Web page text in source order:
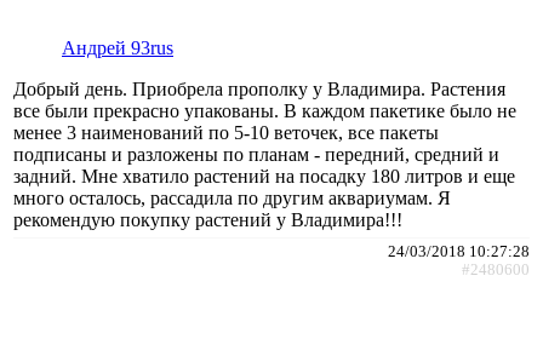
Андрей 93rus
Добрый день. Приобрела прополку у Владимира. Растения
все были прекрасно упакованы. В каждом пакетике было не
менее 3 наименований по 5-10 веточек, все пакеты
подписаны и разложены по планам - передний, средний и
задний. Мне хватило растений на посадку 180 литров и еще
много осталось, рассадила по другим аквариумам. Я
рекомендую покупку растений у Владимира!!!
24/03/2018 10:27:28
#2480600